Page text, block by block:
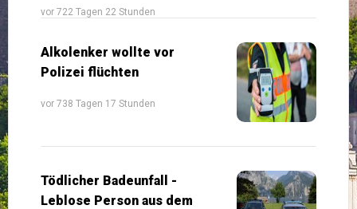
vor 722 Tagen 22 Stunden
Alkolenker wollte vor
Polizei flüchten
vor 738 Tagen 17 Stunden
Tödlicher Badeunfall -
Leblose Person aus dem